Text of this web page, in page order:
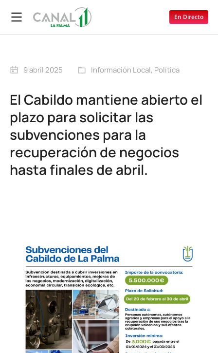
En Directo
9 abril 2025 Información Local, Política
El Cabildo mantiene abierto el
plazo para solicitar las
subvenciones para la
recuperación de negocios
hasta finales de abril.